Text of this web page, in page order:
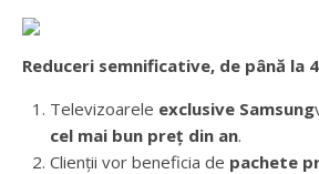
Reduceri semnificative, de până la
Televizoarele exclusive Samsung
cel mai bun preț din an.
Clienții vor beneficia de pachete